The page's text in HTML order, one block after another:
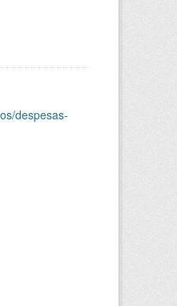
despesas-